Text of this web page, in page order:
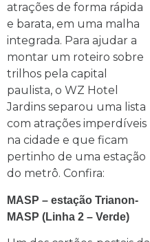
atrações de forma rápida
e barata, em uma malha
integrada. Para ajudar a
montar um roteiro sobre
trilhos pela capital
paulista, o WZ Hotel
Jardins separou uma lista
com atrações imperdíveis
na cidade e que ficam
pertinho de uma estação
do metrô. Confira:
MASP – estação Trianon-
MASP (Linha 2 – Verde)